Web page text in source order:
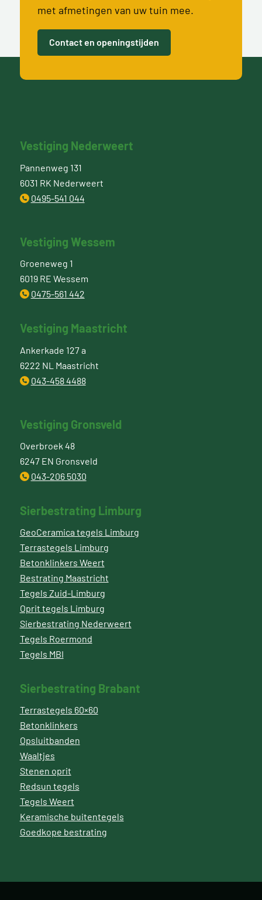
met afmetingen van uw tuin mee.
Contact en openingstijden
Vestiging Nederweert
Pannenweg 131
6031 RK Nederweert
0495-541 044
Vestiging Wessem
Groeneweg 1
6019 RE Wessem
0475-561 442
Vestiging Maastricht
Ankerkade 127 a
6222 NL Maastricht
043-458 4488
Vestiging Gronsveld
Overbroek 48
6247 EN Gronsveld
043-206 5030
Sierbestrating Limburg
GeoCeramica tegels Limburg
Terrastegels Limburg
Betonklinkers Weert
Bestrating Maastricht
Tegels Zuid-Limburg
Oprit tegels Limburg
Sierbestrating Nederweert
Tegels Roermond
Tegels MBI
Sierbestrating Brabant
Terrastegels 60×60
Betonklinkers
Opsluitbanden
Waaltjes
Stenen oprit
Redsun tegels
Tegels Weert
Keramische buitentegels
Goedkope bestrating